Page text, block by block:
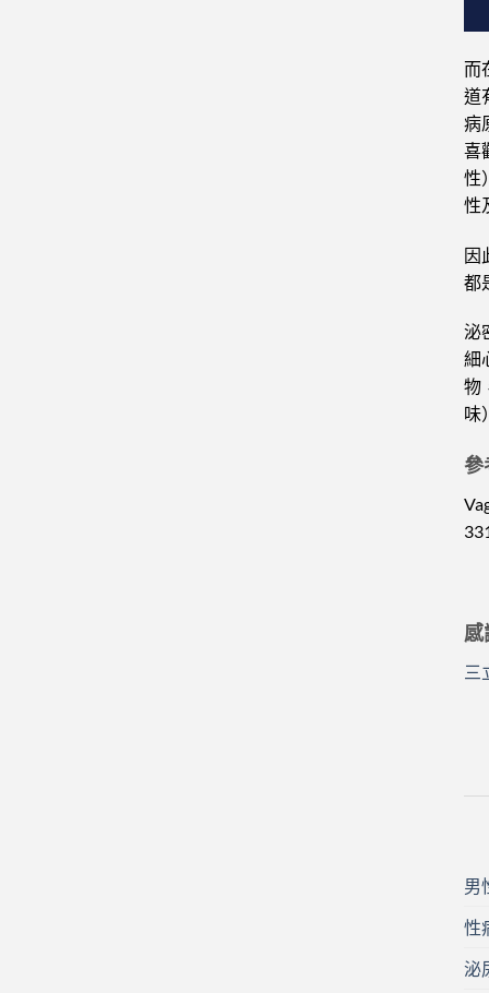
而
道
病
喜
性
性
因
都
泌
細
物
味
參
感
三
男
性
泌